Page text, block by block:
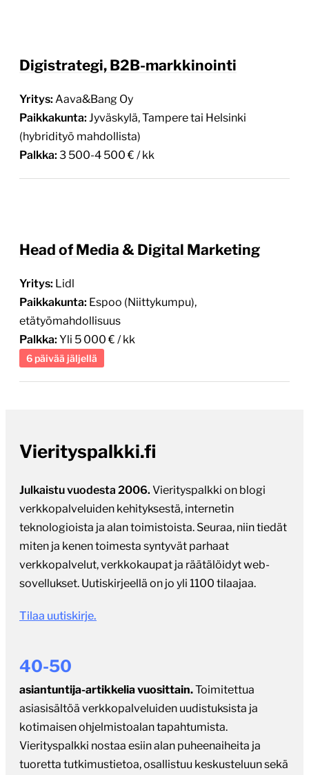
Digistrategi, B2B-markkinointi
Yritys: Aava&Bang Oy
Paikkakunta: Jyväskylä, Tampere tai Helsinki
(hybridityö mahdollista)
Palkka: 3 500-4 500 € / kk
Head of Media & Digital Marketing
Yritys: Lidl
Paikkakunta: Espoo (Niittykumpu),
etätyömahdollisuus
Palkka: Yli 5 000 € / kk
6 päivää jäljellä
Vierityspalkki.fi
Julkaistu vuodesta 2006. Vierityspalkki on blogi
verkkopalveluiden kehityksestä, internetin
teknologioista ja alan toimistoista. Seuraa, niin tiedät
miten ja kenen toimesta syntyvät parhaat
verkkopalvelut, verkkokaupat ja räätälöidyt web-
sovellukset. Uutiskirjeellä on jo yli 1100 tilaajaa.
Tilaa uutiskirje.
40-50
asiantuntija-artikkelia vuosittain.Toimitettua
asiasisältöä verkkopalveluiden uudistuksista ja
kotimaisen ohjelmistoalan tapahtumista.
Vierityspalkki nostaa esiin alan puheenaiheita ja
tuoretta tutkimustietoa, osallistuu keskusteluun sekä